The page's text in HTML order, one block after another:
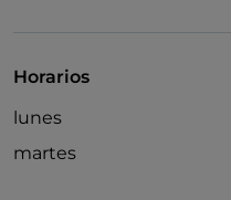
Horarios
lunes
martes